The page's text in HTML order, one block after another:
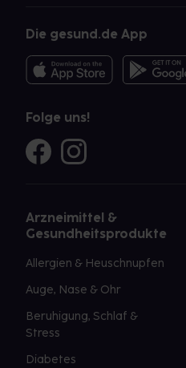
Die gesund.de App
Folge uns!
Arzneimittel &
Gesundheitsprodukte
Allergien & Heuschnupfen
Auge, Nase & Ohr
Beruhigung, Schlaf &
Stress
Diabetes